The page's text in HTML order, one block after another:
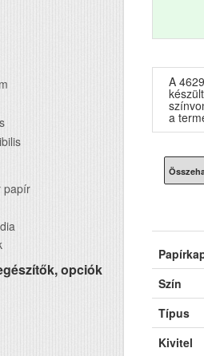
papír
opciók
A
a
Szín
Típus
Kivitel